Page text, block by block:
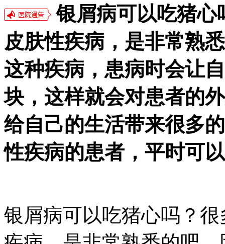
银屑病可以吃猪心
皮肤性疾病，是非常熟
这种疾病，患病时会让
块，这样就会对患者的
给自己的生活带来很多
性疾病的患者，平时可
银屑病可以吃猪心吗？